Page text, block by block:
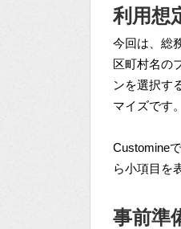
利用想
今回は、総
区町村名の
ンを選択す
マイズです。
Customine
ら小項目を
事前準